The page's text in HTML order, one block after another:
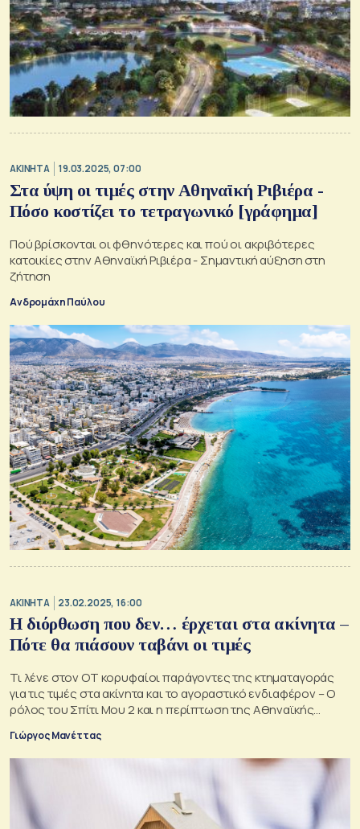
ΑΚΙΝΗΤΑ 19.03.2025, 07:00
Στα ύψη οι τιμές στην Αθηναϊκή Ριβιέρα -
Πόσο κοστίζει το τετραγωνικό [γράφημα]
Πού βρίσκονται οι φθηνότερες και πού οι ακριβότερες
κατοικίες στην Αθηναϊκή Ριβιέρα - Σημαντική αύξηση στη
ζήτηση
Ανδρομάχη Παύλου
ΑΚΙΝΗΤΑ 23.02.2025, 16:00
Η διόρθωση που δεν… έρχεται στα ακίνητα –
Πότε θα πιάσουν ταβάνι οι τιμές
Τι λένε στον ΟΤ κορυφαίοι παράγοντες της κτηματαγοράς
για τις τιμές στα ακίνητα και το αγοραστικό ενδιαφέρον – Ο
ρόλος του Σπίτι Μου 2 και η περίπτωση της Αθηναϊκής
Ριβιέρας
Γιώργος Μανέττας